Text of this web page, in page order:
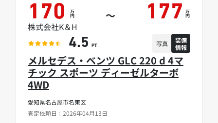
愛知県名古屋市名東区
査定依頼日：2026年04月13日
メルセデス・ベンツ GLC 220 d 4マ
チック スポーツ ディーゼルターボ
4WD
170 万
円 ～ 177 万
円
株式会社K＆H
4.5 PT 写真
装備
情報